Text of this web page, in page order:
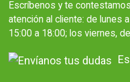
Escríbenos y te
atención al cliente: de lunes
15:00 a 18:00; los viernes,